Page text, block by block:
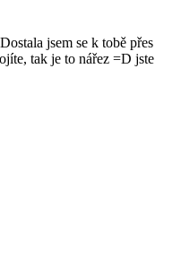
jsem se k tobě přes
tak je to nářez =D jste